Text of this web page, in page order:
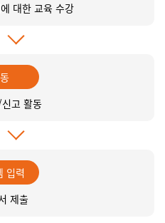
대한 교육 수강
고 활동
입력
제출